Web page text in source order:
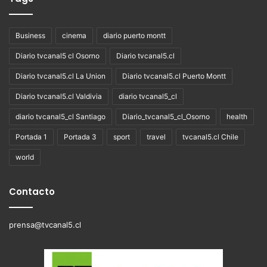
Business cinema diario puerto montt
Diario tvcanal5 cl Osorno Diario tvcanal5.cl
Diario tvcanal5.cl La Union Diario tvcanal5.cl Puerto Montt
Diario tvcanal5.cl Valdivia diario tvcanal5_cl
diario tvcanal5_cl Santiago Diario_tvcanal5_cl_Osorno health
Portada 1 Portada 3 sport travel tvcanal5.cl Chile
world
Contacto
prensa@tvcanal5.cl